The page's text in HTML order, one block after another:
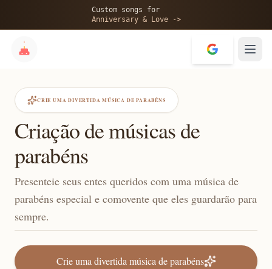
Custom songs for
Anniversary & Love ->
CRIE UMA DIVERTIDA MÚSICA DE PARABÉNS
Criação de músicas de
parabéns
Presenteie seus entes queridos com uma música de
parabéns especial e comovente que eles guardarão para
sempre.
Crie uma divertida música de parabéns